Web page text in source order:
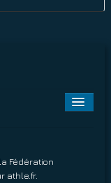
Toggle
Fédération
athle.fr.